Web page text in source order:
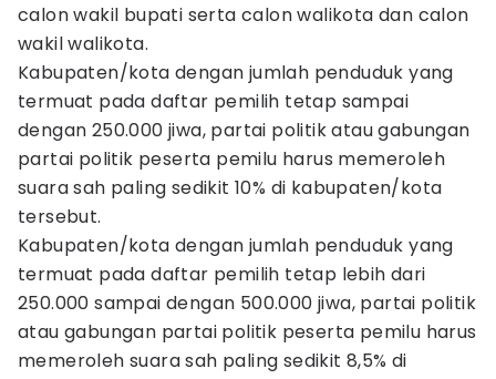
calon wakil bupati serta calon walikota dan calon
wakil walikota.
Kabupaten/kota dengan jumlah penduduk yang
termuat pada daftar pemilih tetap sampai
dengan 250.000 jiwa, partai politik atau gabungan
partai politik peserta pemilu harus memeroleh
suara sah paling sedikit 10% di kabupaten/kota
tersebut.
Kabupaten/kota dengan jumlah penduduk yang
termuat pada daftar pemilih tetap lebih dari
250.000 sampai dengan 500.000 jiwa, partai politik
atau gabungan partai politik peserta pemilu harus
memeroleh suara sah paling sedikit 8,5% di